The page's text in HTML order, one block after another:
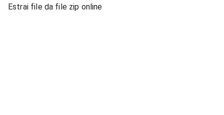
Estrai file da file zip online